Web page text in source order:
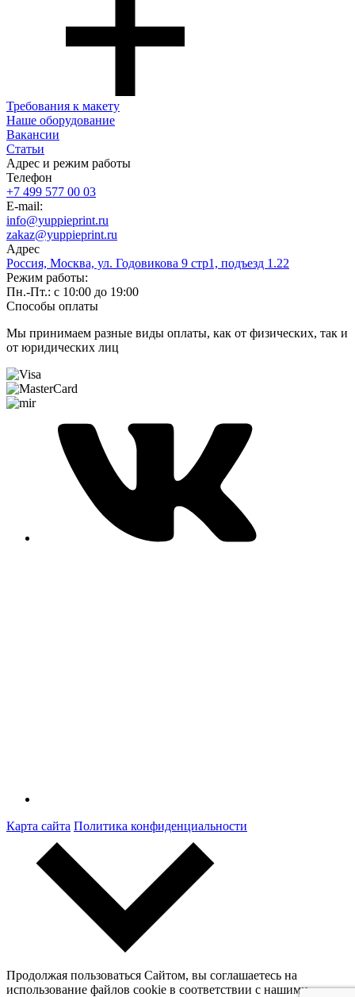
Требования к макету
Наше оборудование
Вакансии
Статьи
Адрес и режим работы
Телефон
+7 499 577 00 03
E-mail:
info@yuppieprint.ru
zakaz@yuppieprint.ru
Адрес
Россия, Москва, ул. Годовикова 9 стр1, подъезд 1.22
Режим работы:
Пн.-Пт.: с 10:00 до 19:00
Способы оплаты
Мы принимаем разные виды оплаты, как от физических, так и
от юридических лиц
Карта сайта Политика конфиденциальности
Продолжая пользоваться Сайтом, вы соглашаетесь на
использование файлов cookie в соответствии с нашими